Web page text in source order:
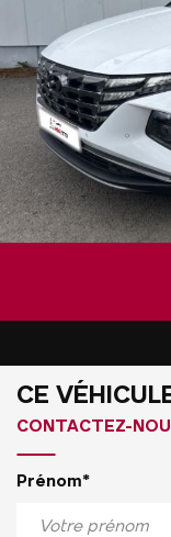
CE
CONTACTEZ-
Prénom*